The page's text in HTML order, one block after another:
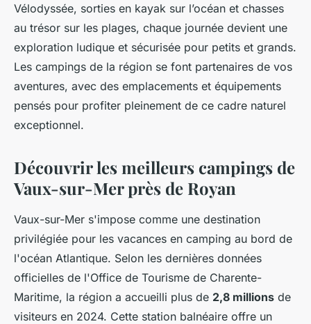
Vélodyssée, sorties en kayak sur l’océan et chasses
au trésor sur les plages, chaque journée devient une
exploration ludique et sécurisée pour petits et grands.
Les campings de la région se font partenaires de vos
aventures, avec des emplacements et équipements
pensés pour profiter pleinement de ce cadre naturel
exceptionnel.
Découvrir les meilleurs campings de
Vaux-sur-Mer près de Royan
Vaux-sur-Mer s'impose comme une destination
privilégiée pour les vacances en camping au bord de
l'océan Atlantique. Selon les dernières données
officielles de l'Office de Tourisme de Charente-
Maritime, la région a accueilli plus de 2,8 millions de
visiteurs en 2024. Cette station balnéaire offre un